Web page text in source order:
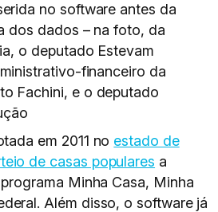
no software antes da
dos dados – na foto, da
o deputado Estevam
financeiro da
Fachini, e o deputado
em 2011 no estado de
de casas populares a
Minha Casa, Minha
Além disso, o software já